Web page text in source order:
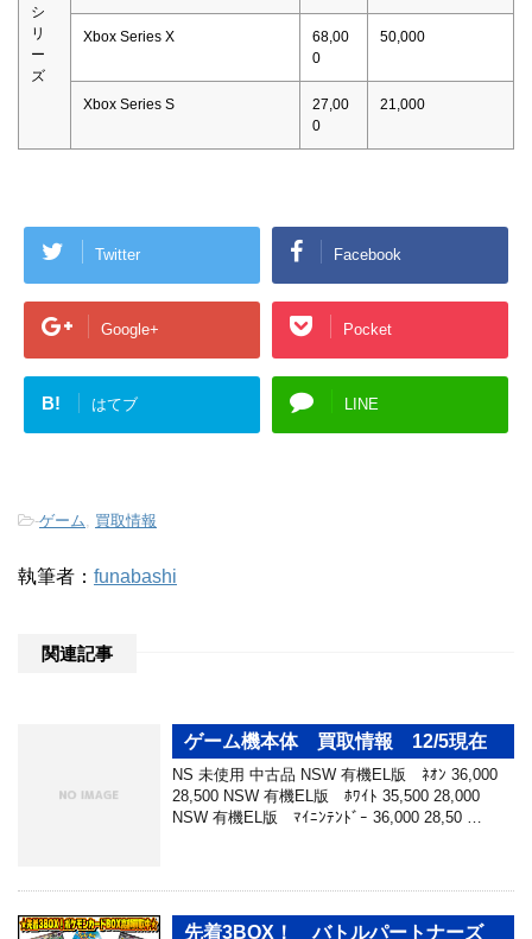
シ
リ
ー
ズ
Xbox Series X
68,00
0
50,000
Xbox Series S
27,00
0
21,000
Twitter Facebook
Google+ Pocket
B! はてブ LINE
-ゲーム 買取情報
執筆者： funabashi
関連記事
ゲーム機本体 買取情報 12/5現在
NS 未使用 中古品 NSW 有機EL版 ﾈｵﾝ 36,000
28,500 NSW 有機EL版 ﾎﾜｲﾄ 35,500 28,000
NSW 有機EL版 ﾏｲﾆﾝﾃﾝﾄﾞｰ 36,000 28,50 …
先着3BOX！ バトルパートナーズ